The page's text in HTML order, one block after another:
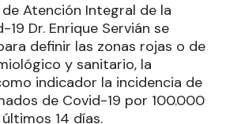
Atención Integral de la
19 Dr. Enrique Servián se
definir las zonas rojas o de
y sanitario, la
indicador la incidencia de
de Covid-19 por 100.000
14 días.